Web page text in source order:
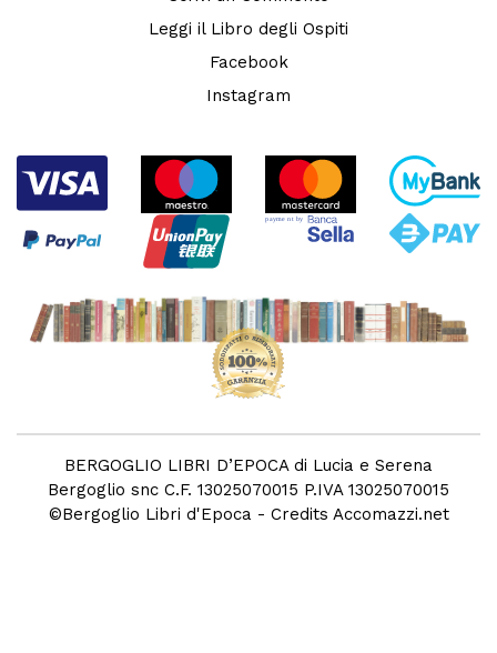
Leggi il Libro degli Ospiti
Facebook
Instagram
BERGOGLIO LIBRI D’EPOCA di Lucia e Serena
Bergoglio snc C.F. 13025070015 P.IVA 13025070015
©Bergoglio Libri d'Epoca - Credits Accomazzi.net